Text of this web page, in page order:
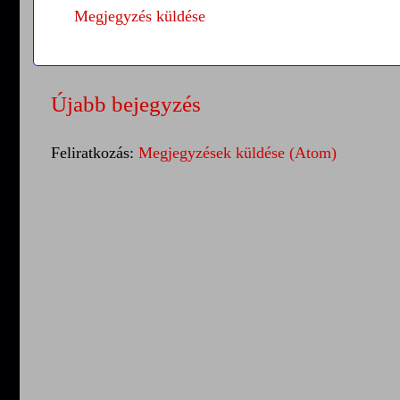
Megjegyzés küldése
Újabb bejegyzés
Feliratkozás: Megjegyzések küldése (Atom)